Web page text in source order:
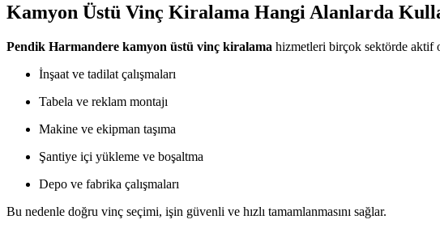
Kamyon Üstü Vinç Kiralama Hangi Alanlarda
Pendik Harmandere kamyon üstü vinç kiralama hizmetleri birçok sektörde aktif
İnşaat ve tadilat çalışmaları
Tabela ve reklam montajı
Makine ve ekipman taşıma
Şantiye içi yükleme ve boşaltma
Depo ve fabrika çalışmaları
Bu nedenle doğru vinç seçimi, işin güvenli ve hızlı tamamlanmasını sağlar.